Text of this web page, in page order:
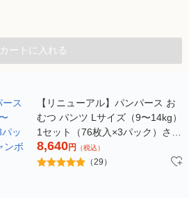
カートに入れる
【リニューアル】パンパース お
むつ パンツ Lサイズ（9〜14kg）
1セット（76枚入×3パック）さら
さらケア メガジャンボ
8,640円 （税込）
（29）